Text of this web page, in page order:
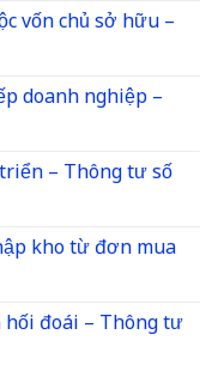
vốn chủ sở hữu –
doanh nghiệp –
– Thông tư số
kho từ đơn mua
đoái – Thông tư